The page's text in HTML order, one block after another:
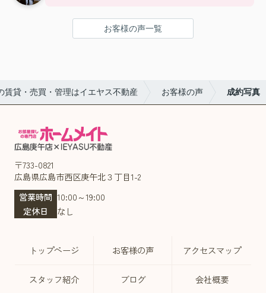
お客様の声一覧
賃貸・売買・管理はイエヤス不動産 お客様の声 成約写真
〒733-0821
広島県広島市西区庚午北３丁目1-2
営業時間 10:00～19:00
定休日
なし
トップページ お客様の声 アクセスマップ
スタッフ紹介 ブログ 会社概要